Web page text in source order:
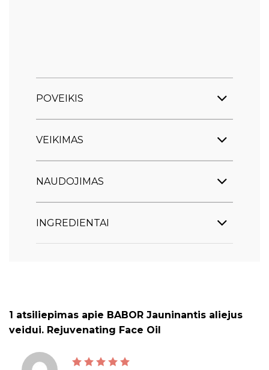
POVEIKIS
VEIKIMAS
NAUDOJIMAS
INGREDIENTAI
1 atsiliepimas apie BABOR Jauninantis aliejus
veidui. Rejuvenating Face Oil